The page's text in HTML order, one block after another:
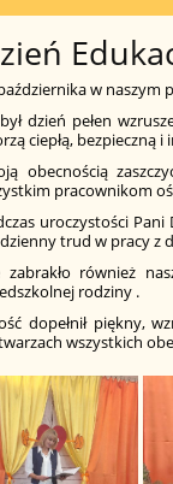
w naszym
dzień pełen
ciepłą, bezpieczną
obecnością
pracownikom
uroczystości
trud w pracy z
zabrakło również
rodziny .
dopełnił piękny,
wszystkich